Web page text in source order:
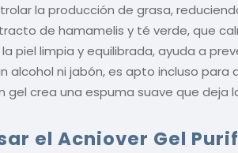
la producción de grasa,
de hamamelis y té verde, que
piel limpia y equilibrada, ayuda a
alcohol ni jabón, es apto incluso
gel crea una espuma suave que deja
el Acniover Gel